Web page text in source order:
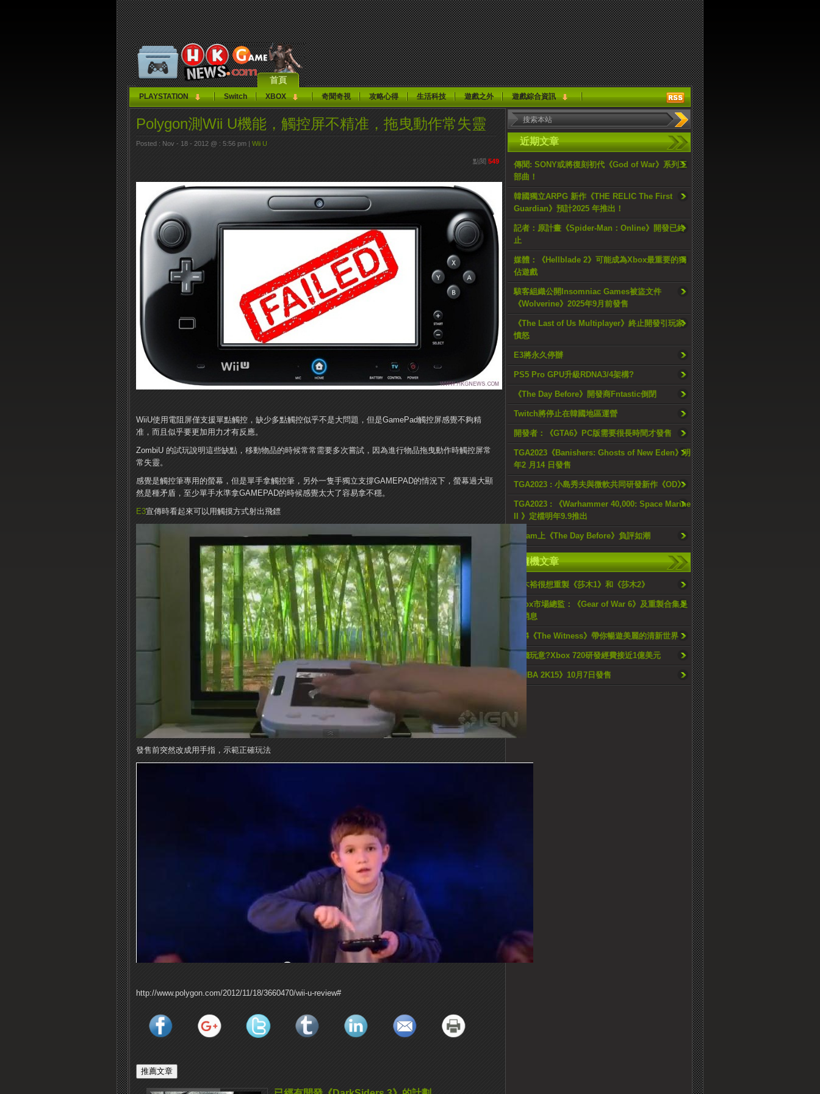
首頁
PLAYSTATION Switch XBOX 奇聞奇視 攻略心得 生活科技 遊戲之外 遊戲綜合資訊
近期文章
傳聞: SONY或將復刻初代《God of War》系列三
部曲！
韓國獨立ARPG 新作《THE RELIC The First
Guardian》預計2025 年推出！
記者：原計畫《Spider-Man：Online》開發已終
止
媒體：《Hellblade 2》可能成為Xbox最重要的獨
佔遊戲
駭客組織公開Insomniac Games被盜文件
《Wolverine》2025年9月前發售
《The Last of Us Multiplayer》終止開發引玩家
憤怒
E3將永久停辦
PS5 Pro GPU升級RDNA3/4架構?
《The Day Before》開發商Fntastic倒閉
Twitch將停止在韓國地區運營
開發者：《GTA6》PC版需要很長時間才發售
TGA2023《Banishers: Ghosts of New Eden》明
年2 月14 日發售
TGA2023 : 小島秀夫與微軟共同研發新作《OD》
TGA2023 : 《Warhammer 40,000: Space Marine
II 》定檔明年9.9推出
Steam上《The Day Before》負評如潮
隨機文章
鈴木裕很想重製《莎木1》和《莎木2》
Xbox市場總監：《Gear of War 6》及重製合集是
假消息
PS4《The Witness》帶你暢遊美麗的清新世界
燒錢玩意?Xbox 720研發經費接近1億美元
《NBA 2K15》10月7日發售
Polygon測Wii U機能，觸控屏不精准，拖曳動作常失靈
Posted : Nov - 18 - 2012 @ : 5:56 pm | Wii U
點閱 549
WiiU使用電阻屏僅支援單點觸控，缺少多點觸控似乎不是大問題，但是GamePad觸控屏感覺不夠精
准，而且似乎要更加用力才有反應。
ZombiU 的試玩說明這些缺點，移動物品的時候常常需要多次嘗試，因為進行物品拖曳動作時觸控屏常
常失靈。
感覺是觸控筆專用的螢幕，但是單手拿觸控筆，另外一隻手獨立支撐GAMEPAD的情況下，螢幕過大顯
然是種矛盾，至少單手水準拿GAMEPAD的時候感覺太大了容易拿不穩。
E3宣傳時看起來可以用觸摸方式射出飛鏢
發售前突然改成用手指，示範正確玩法
http://www.polygon.com/2012/11/18/3660470/wii-u-review#